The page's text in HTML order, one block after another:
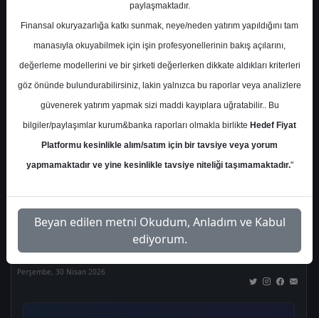
Ortalama Getiri Potansiyeli
Kurum Sayısı
21
12 1
Paralel
Get.
1
Üstü
Get.
5
Yok
1
1
Perşembe, 30 Nisan 2026
paylaşmaktadır.
Finansal okuryazarlığa katkı sunmak, neye/neden yatırım yapıldığını tam
manasıyla okuyabilmek için işin profesyonellerinin bakış açılarını,
değerleme modellerini ve bir şirketi değerlerken dikkate aldıkları kriterleri
göz önünde bulundurabilirsiniz, lakin yalnızca bu raporlar veya analizlere
güvenerek yatırım yapmak sizi maddi kayıplara uğratabilir.. Bu
bilgiler/paylaşımlar kurum&banka raporları olmakla birlikte Hedef Fiyat
Platformu kesinlikle alım/satım için bir tavsiye veya yorum
yapmamaktadır ve yine kesinlikle tavsiye niteliği taşımamaktadır."
Beyan edilen metni Okudum, Anladım ve Kabul
ediyorum.